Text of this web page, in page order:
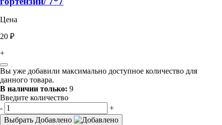
Цена
20 ₽
+
Вы уже добавили максимально доступное количество для
данного товара.
В наличии только: 9
Введите количество
-
+
Выбрать Добавлено